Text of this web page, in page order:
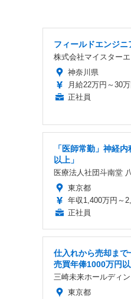
フィールドエンジニ
株式会社マイスター
神奈川県
月給22万円～30万
正社員
「医師常勤」神経
以上」
医療法人社団斗南堂
東京都
年収1,400万円～
正社員
仕入れから売却ま
売買年俸1000万円
三崎未来ホールディ
東京都